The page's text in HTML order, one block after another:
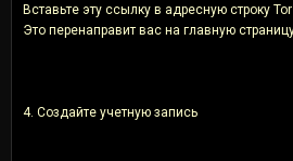
Вставьте эту ссылку в адресную строку
Это перенаправит вас на главную
4. Создайте учетную запись